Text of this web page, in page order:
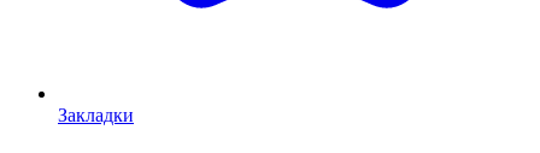
Закладки